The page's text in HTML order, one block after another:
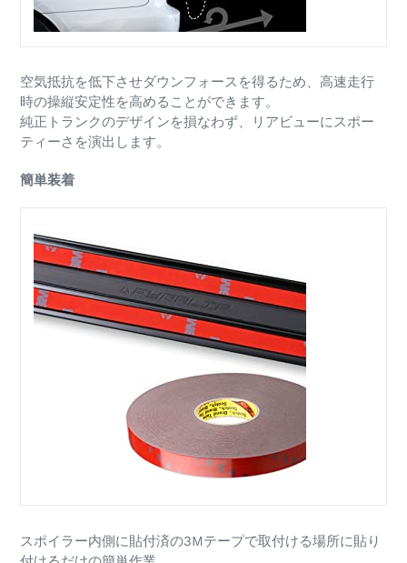
空気抵抗を低下させダウンフォースを得るため、高速走行
時の操縦安定性を高めることができます。
純正トランクのデザインを損なわず、リアビューにスポー
ティーさを演出します。
簡単装着
スポイラー内側に貼付済の3Mテープで取付ける場所に貼り